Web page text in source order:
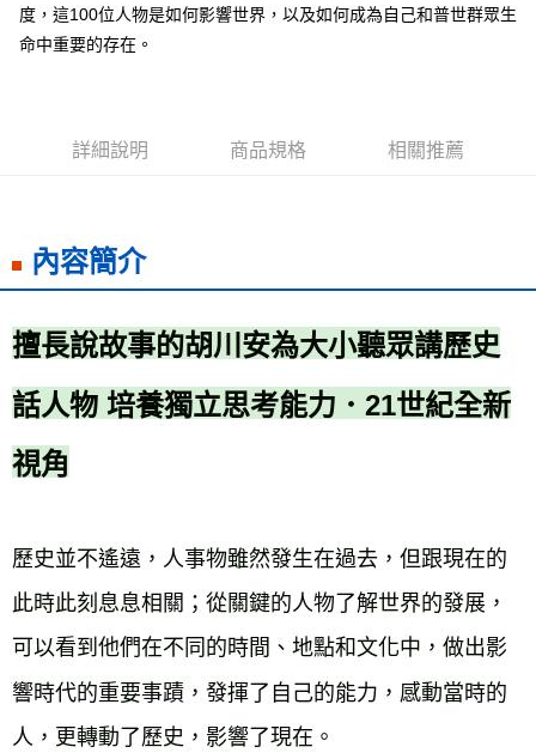
運送方式
宅配
離島宅配
海外叢書運費 查看運費
雜誌海外運費 查看運費
數位商品海外免運
度，這100位人物是如何影響世界，以及如何成為自己和普世群眾生
命中重要的存在。
詳細說明 商品規格 相關推薦
內容簡介
擅長說故事的胡川安為大小聽眾講歷史
話人物 培養獨立思考能力．21世紀全新
視角
歷史並不遙遠，人事物雖然發生在過去，但跟現在的
此時此刻息息相關；從關鍵的人物了解世界的發展，
可以看到他們在不同的時間、地點和文化中，做出影
響時代的重要事蹟，發揮了自己的能力，感動當時的
人，更轉動了歷史，影響了現在。